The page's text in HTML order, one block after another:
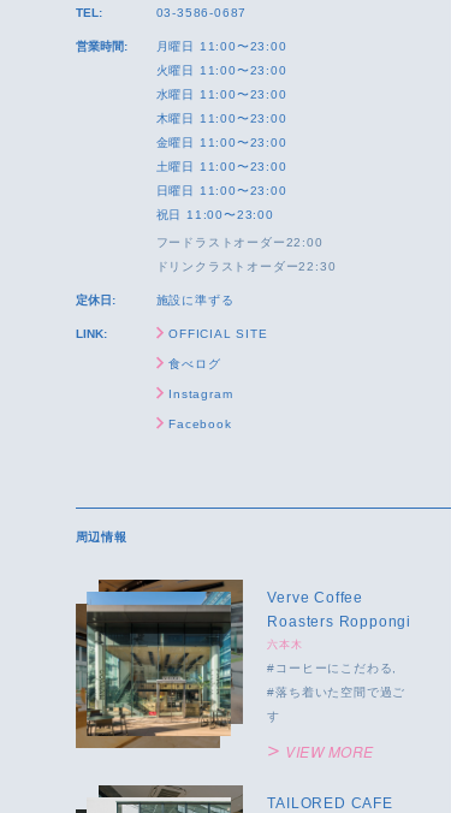
TEL: 03-3586-0687
営業時間:
月曜日 11:00〜23:00
火曜日 11:00〜23:00
水曜日 11:00〜23:00
木曜日 11:00〜23:00
金曜日 11:00〜23:00
土曜日 11:00〜23:00
日曜日 11:00〜23:00
祝日 11:00〜23:00
フードラストオーダー22:00
ドリンクラストオーダー22:30
定休日: 施設に準ずる
LINK: OFFICIAL SITE
食べログ
Instagram
Facebook
周辺情報
Verve Coffee
Roasters Roppongi
六本木
コーヒーにこだわる
落ち着いた空間で過ご
す
VIEW MORE
TAILORED CAFE